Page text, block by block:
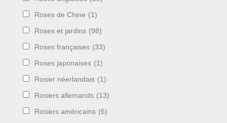
Roses de Chine (1)
Roses et jardins (98)
Roses françaises (33)
Roses japonaises (1)
Rosier néerlandais (1)
Rosiers allemands (13)
Rosiers américains (6)